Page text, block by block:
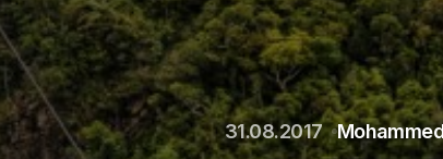
31.08.2017